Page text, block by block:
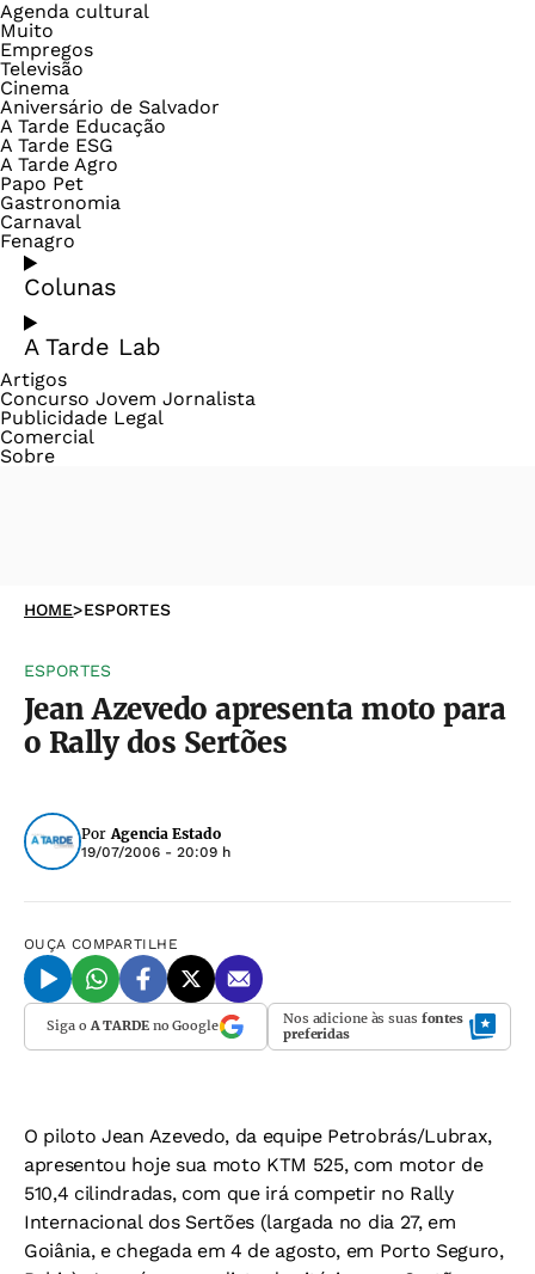
Agenda cultural
Muito
Empregos
Televisão
Cinema
Aniversário de Salvador
A Tarde Educação
A Tarde ESG
A Tarde Agro
Papo Pet
Gastronomia
Carnaval
Fenagro
Colunas
A Tarde Lab
Artigos
Concurso Jovem Jornalista
Publicidade Legal
Comercial
Sobre
HOME>ESPORTES
ESPORTES
Jean Azevedo apresenta moto para
o Rally dos Sertões
Por Agencia Estado
19/07/2006 - 20:09 h
OUÇA COMPARTILHE
Siga oA TARDEno Google Nos adicione às suas fontes
preferidas
O piloto Jean Azevedo, da equipe Petrobrás/Lubrax,
apresentou hoje sua moto KTM 525, com motor de
510,4 cilindradas, com que irá competir no Rally
Internacional dos Sertões (largada no dia 27, em
Goiânia, e chegada em 4 de agosto, em Porto Seguro,